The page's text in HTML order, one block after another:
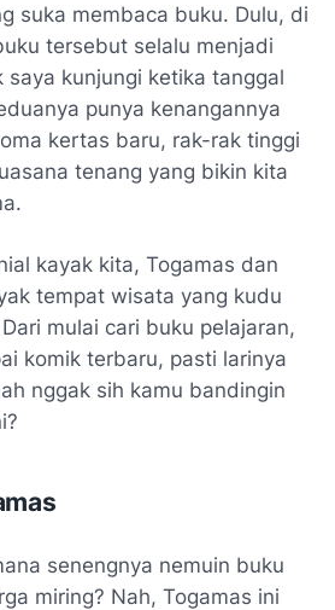
suka membaca buku. Dulu, di
tersebut selalu menjadi
kunjungi ketika tanggal
punya kenangannya
kertas baru, rak-rak tinggi
tenang yang bikin kita
kayak kita, Togamas dan
tempat wisata yang kudu
mulai cari buku pelajaran,
komik terbaru, pasti larinya
nggak sih kamu bandingin
senengnya nemuin buku
miring? Nah, Togamas ini